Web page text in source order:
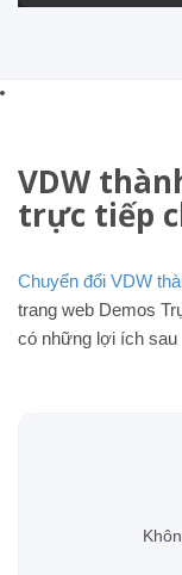
VDW
trực tiếp
Chuyển đổi VDW
trang web Demos
có những lợi ích sau